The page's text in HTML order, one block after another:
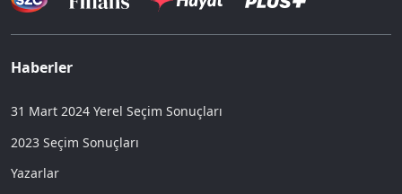
Haberler
31 Mart 2024 Yerel Seçim Sonuçları
2023 Seçim Sonuçları
Yazarlar